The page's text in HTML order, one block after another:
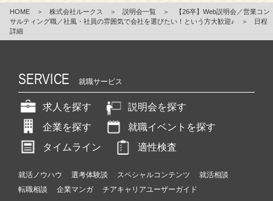
HOME ＞ 株式会社ルークス ＞ 説明会一覧 ＞
【26卒】Web説明会／営業コン
サルティング職／社風・社員の雰囲気で会社を選びたい！という方大歓迎♪
＞
日程
詳細
SERVICE 就職サービス
求人を探す
説明会を探す
企業を探す
就職イベントを探す
タイムライン
適性検査
就活ノウハウ 選考体験談 スペシャルコンテンツ
就活相談
転職相談
企業マンガ チアキャリアユーザーガイド